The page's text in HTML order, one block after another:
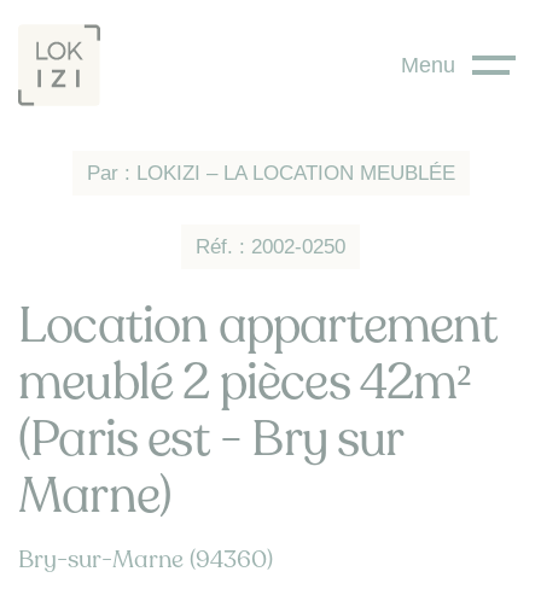
Menu
Réf. : 2002-0250
Par : LOKIZI – LA LOCATION MEUBLÉE
Location appartement
meublé 2 pièces 42m²
(Paris est - Bry sur
Marne)
Bry-sur-Marne (94360)